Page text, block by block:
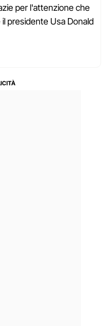
per l'attenzione che
presidente Usa Donald